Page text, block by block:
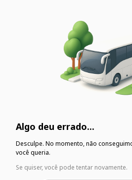
Algo deu errado...
Desculpe. No momento, não
você queria.
Se quiser, você pode tentar novamente.